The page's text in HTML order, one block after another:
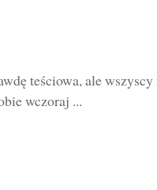
teściowa, ale
wczoraj ...